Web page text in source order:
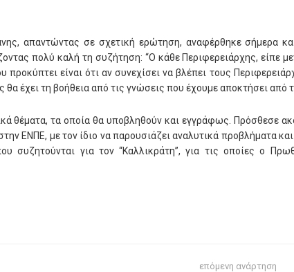
απαντώντας σε σχετική ερώτηση, αναφέρθηκε σήμερα
πολύ καλή τη συζήτηση: “Ο κάθε Περιφερειάρχης, είπε
είναι ότι αν συνεχίσει να βλέπει τους
θα έχει τη βοήθεια από τις γνώσεις που έχουμε αποκτήσει
θέματα, τα οποία θα υποβληθούν και εγγράφως. Πρόσθεσε
ΕΝΠΕ, με τον ίδιο να παρουσιάζει αναλυτικά προβλήματα
συζητούνται για τον “Καλλικράτη”, για τις οποίες ο
επόμενη ανάρτηση